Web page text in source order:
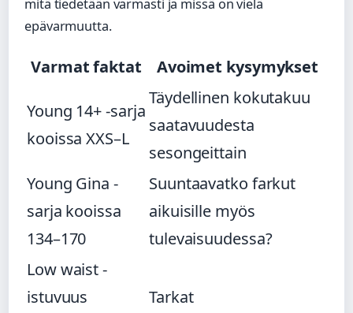
mitä tiedetään varmasti ja missä on vielä
epävarmuutta.
Varmat faktat Avoimet kysymykset
Young 14+ -sarja
kooissa XXS–L
Täydellinen kokutakuu
saatavuudesta
sesongeittain
Young Gina -
sarja kooissa
134–170
Suuntaavatko farkut
aikuisille myös
tulevaisuudessa?
Low waist -
istuvuus
Tarkat